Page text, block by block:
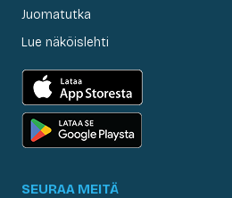
Juomatutka
Lue näköislehti
SEURAA MEITÄ